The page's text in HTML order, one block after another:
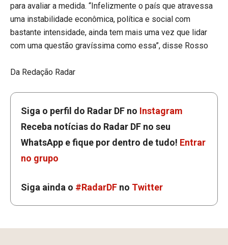
para avaliar a medida. “Infelizmente o país que atravessa
uma instabilidade econômica, política e social com
bastante intensidade, ainda tem mais uma vez que lidar
com uma questão gravíssima como essa”, disse Rosso
Da Redação Radar
Siga o perfil do Radar DF no Instagram
Receba notícias do Radar DF no seu
WhatsApp e fique por dentro de tudo! Entrar
no grupo
Siga ainda o #RadarDF no Twitter